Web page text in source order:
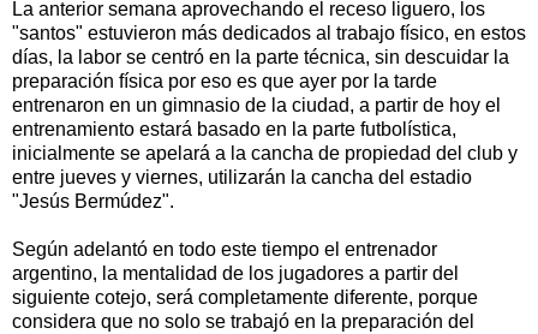
La anterior semana aprovechando el receso liguero, los
"santos" estuvieron más dedicados al trabajo físico, en estos
días, la labor se centró en la parte técnica, sin descuidar la
preparación física por eso es que ayer por la tarde
entrenaron en un gimnasio de la ciudad, a partir de hoy el
entrenamiento estará basado en la parte futbolística,
inicialmente se apelará a la cancha de propiedad del club y
entre jueves y viernes, utilizarán la cancha del estadio
"Jesús Bermúdez".
Según adelantó en todo este tiempo el entrenador
argentino, la mentalidad de los jugadores a partir del
siguiente cotejo, será completamente diferente, porque
considera que no solo se trabajó en la preparación del